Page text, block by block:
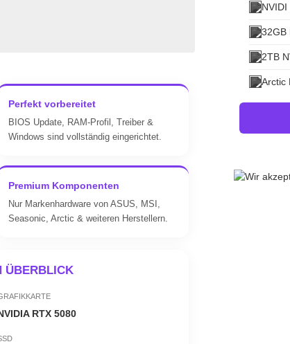
Perfekt vorbereitet
BIOS Update, RAM-Profil, Treiber &
Windows sind vollständig eingerichtet.
Premium Komponenten
Nur Markenhardware von ASUS, MSI,
Seasonic, Arctic & weiteren Herstellern.
ÜBERBLICK
RTX 5080
32GB
2TB
Arctic